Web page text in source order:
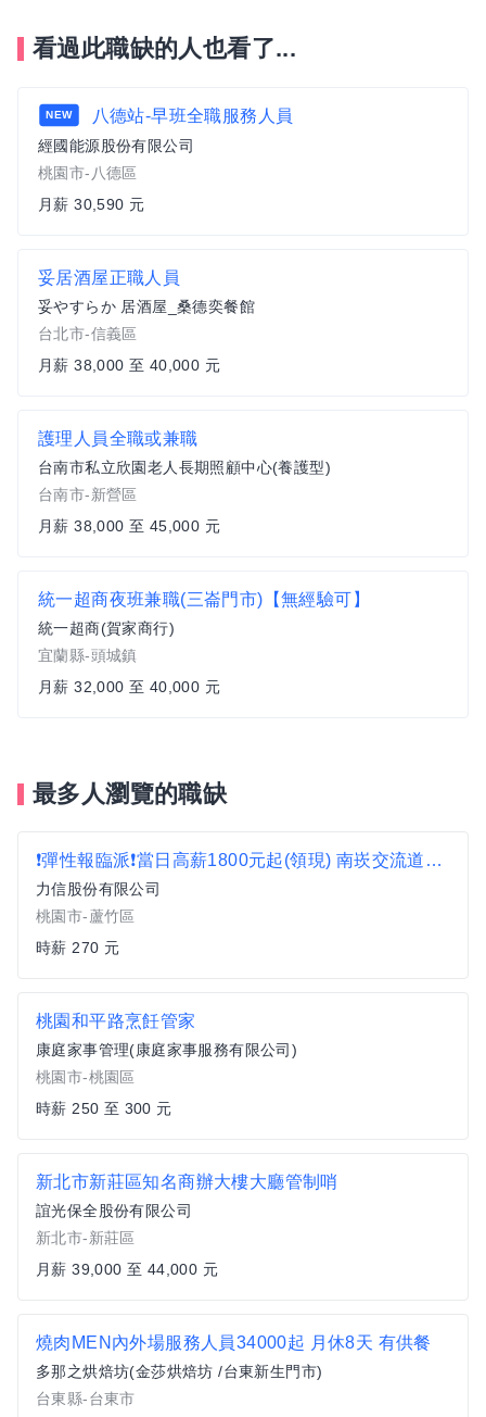
看過此職缺的人也看了...
NEW 八德站-早班全職服務人員
經國能源股份有限公司
桃園市-八德區
月薪 30,590 元
妥居酒屋正職人員
妥やすらか 居酒屋_桑德奕餐館
台北市-信義區
月薪 38,000 至 40,000 元
護理人員全職或兼職
台南市私立欣園老人長期照顧中心(養護型)
台南市-新營區
月薪 38,000 至 45,000 元
統一超商夜班兼職(三崙門市)【無經驗可】
統一超商(賀家商行)
宜蘭縣-頭城鎮
月薪 32,000 至 40,000 元
最多人瀏覽的職缺
❗彈性報臨派❗當日高薪1800元起(領現) 南崁交流道旁【夜01-07】D
力信股份有限公司
桃園市-蘆竹區
時薪 270 元
桃園和平路烹飪管家
康庭家事管理(康庭家事服務有限公司)
桃園市-桃園區
時薪 250 至 300 元
新北市新莊區知名商辦大樓大廳管制哨
誼光保全股份有限公司
新北市-新莊區
月薪 39,000 至 44,000 元
燒肉MEN內外場服務人員34000起 月休8天 有供餐
多那之烘焙坊(金莎烘焙坊 /台東新生門市)
台東縣-台東市